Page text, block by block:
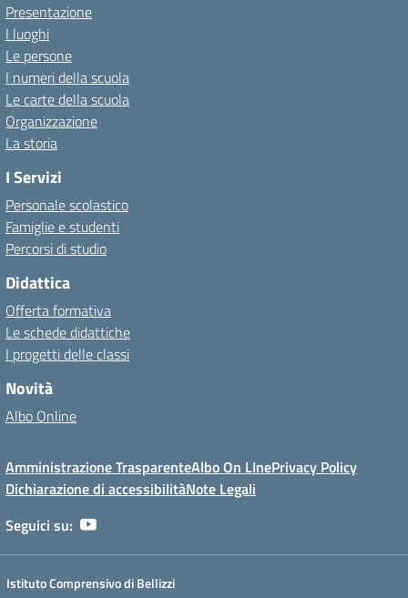
Presentazione
I luoghi
Le persone
I numeri della scuola
Le carte della scuola
Organizzazione
La storia
I Servizi
Personale scolastico
Famiglie e studenti
Percorsi di studio
Didattica
Offerta formativa
Le schede didattiche
I progetti delle classi
Novità
Albo Online
Amministrazione TrasparenteAlbo On LInePrivacy Policy
Dichiarazione di accessibilitàNote Legali
Seguici su:
Istituto Comprensivo di Bellizzi